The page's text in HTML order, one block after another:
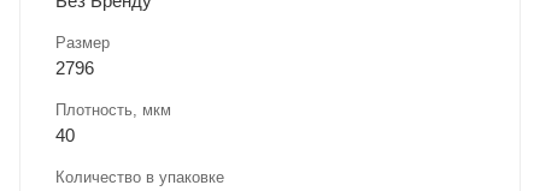
Размер
2796
Плотность, мкм
40
Количество в упаковке